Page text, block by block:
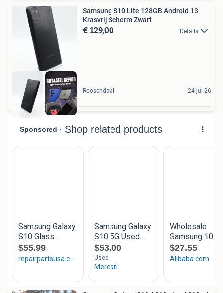
Samsung S10 Lite 128GB Android 13
Krasvrij Scherm Zwart
€ 129,00 Details
Roosendaal 24 jul 26